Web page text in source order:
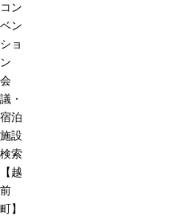
コン
ベン
ショ
ン
会
議・
宿泊
施設
検索
【越
前
町】